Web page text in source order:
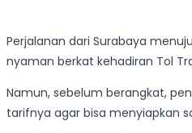
Perjalanan dari Surabaya
nyaman berkat kehadiran Tol
Namun, sebelum berangkat,
tarifnya agar bisa menyiapkan